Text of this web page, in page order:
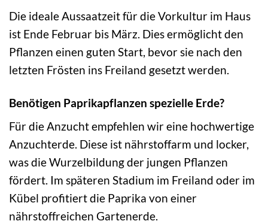
Die ideale Aussaatzeit für die Vorkultur im Haus
ist Ende Februar bis März. Dies ermöglicht den
Pflanzen einen guten Start, bevor sie nach den
letzten Frösten ins Freiland gesetzt werden.
Benötigen Paprikapflanzen spezielle Erde?
Für die Anzucht empfehlen wir eine hochwertige
Anzuchterde. Diese ist nährstoffarm und locker,
was die Wurzelbildung der jungen Pflanzen
fördert. Im späteren Stadium im Freiland oder im
Kübel profitiert die Paprika von einer
nährstoffreichen Gartenerde.